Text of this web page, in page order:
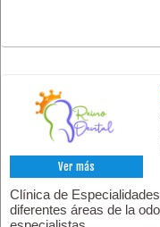
Ver más
Clínica de
diferentes áreas de la